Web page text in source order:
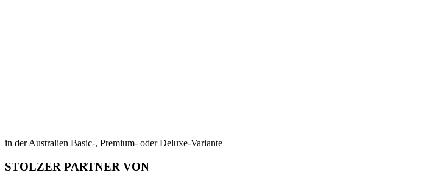
in der Australien Basic-, Premium- oder Deluxe-Variante
STOLZER PARTNER VON